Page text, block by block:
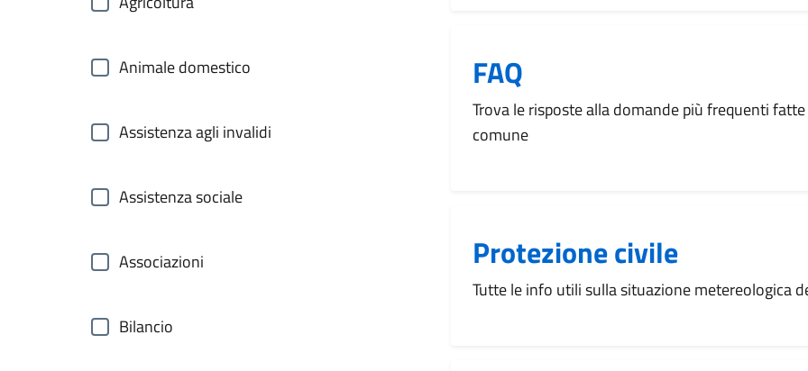
Animale domestico
Assistenza agli invalidi
Assistenza sociale
Associazioni
Bilancio
FAQ
Trova le risposte alla domande più frequenti
comune
Protezione civile
Tutte le info utili sulla situazione metereologica